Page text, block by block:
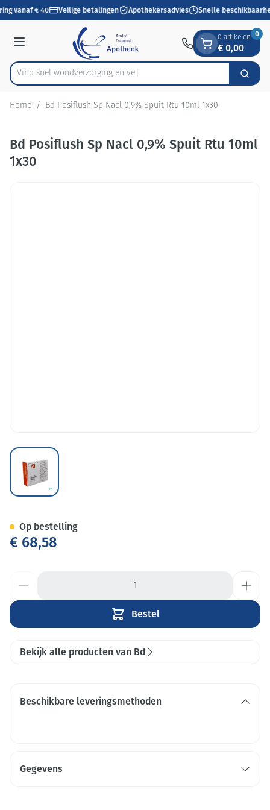
Ga naar de inhoud
1 van 1
vanaf € 40 Veilige betalingen Apothekersadvies Snelle
Menu
Product, merk, categorie...
Vind snel wondverzorgin Zoek
0 artikelen
€ 0,00
0
Home / Bd Posiflush Sp Nacl 0,9% Spuit Rtu 10ml 1x30
Bd Posiflush Sp Nacl 0,9% Spuit Rtu 10ml
1x30
View larger image
€ 68,58
Bestel
Op bestelling
Bekijk alle producten van Bd
Beschikbare leveringsmethoden
Gegevens